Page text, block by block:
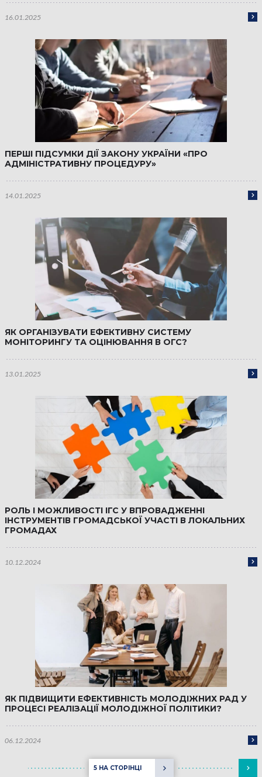
16.01.2025
ПЕРШІ ПІДСУМКИ ДІЇ ЗАКОНУ УКРАЇНИ «ПРО
АДМІНІСТРАТИВНУ ПРОЦЕДУРУ»
14.01.2025
ЯК ОРГАНІЗУВАТИ ЕФЕКТИВНУ СИСТЕМУ
МОНІТОРИНГУ ТА ОЦІНЮВАННЯ В ОГС?
13.01.2025
РОЛЬ І МОЖЛИВОСТІ ІГС У ВПРОВАДЖЕННІ
ІНСТРУМЕНТІВ ГРОМАДСЬКОЇ УЧАСТІ В ЛОКАЛЬНИХ
ГРОМАДАХ
10.12.2024
ЯК ПІДВИЩИТИ ЕФЕКТИВНІСТЬ МОЛОДІЖНИХ РАД У
ПРОЦЕСІ РЕАЛІЗАЦІЇ МОЛОДІЖНОЇ ПОЛІТИКИ?
06.12.2024
5 НА СТОРІНЦІ